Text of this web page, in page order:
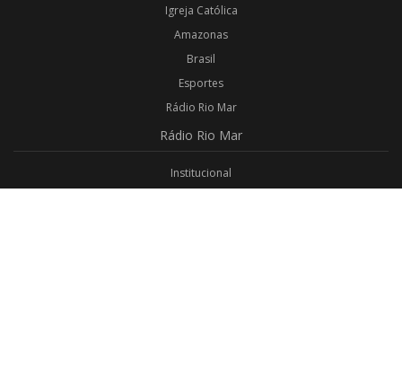
Igreja Católica
Amazonas
Brasil
Esportes
Rádio Rio Mar
Rádio Rio Mar
Institucional